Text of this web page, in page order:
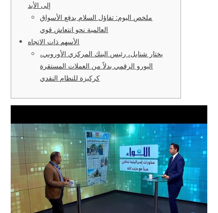
إلى الأبد
ملخص اليوم: تفاؤل السلام يدفع الأسواق
العالمية نحو انتعاش قوي
الأسهم ذات الاتجاه
يختار شنابل، رئيس البنك المركزي الأوروبي،
اليورو الرقمي بدلاً من العملات المستقرة
كركيزة للنظام النقدي